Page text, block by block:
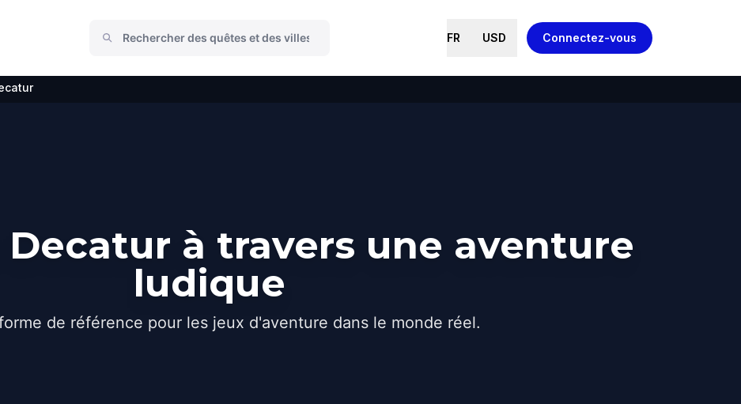
FR USD Connectez-vous
Decatur à travers une aventure
ludique
de référence pour les jeux d'aventure dans le monde réel.